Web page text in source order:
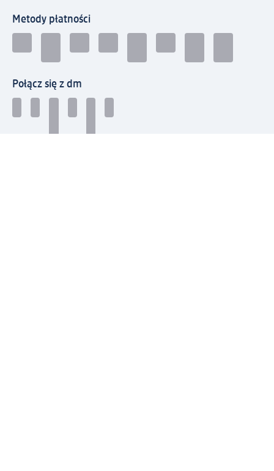
Metody płatności
Połącz się z dm